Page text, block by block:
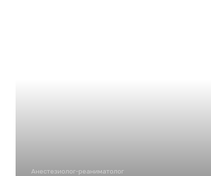
Анестезиолог-реаниматолог